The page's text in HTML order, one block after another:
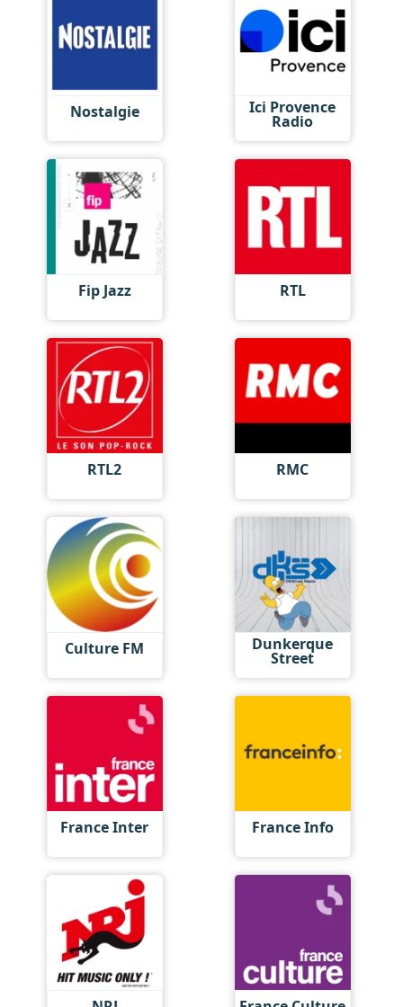
Nostalgie Ici Provence
Radio
Fip Jazz RTL
RTL2 RMC
Culture FM Dunkerque
Street
France Inter France Info